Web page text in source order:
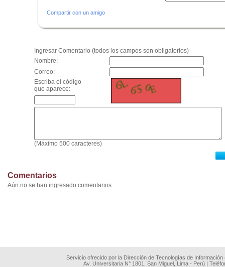
Compartir con un amigo
Ingresar Comentario (todos los campos son obligatorios)
Nombre:
Correo:
Escriba el código
que aparece:
(Máximo 500 caracteres)
Comentarios
Aún no se han ingresado comentarios
Servicio ofrecido por la Dirección de Tecnologías de
Av. Universitaria N° 1801, San Miguel, Lima - Perú |